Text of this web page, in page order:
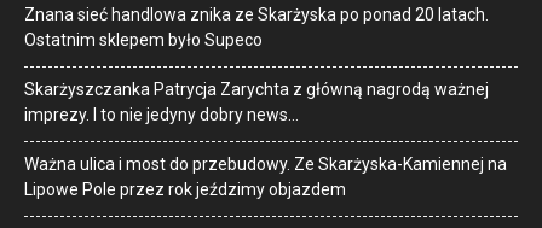
Znana sieć handlowa znika ze Skarżyska po ponad 20 latach.
Ostatnim sklepem było Supeco
Skarżyszczanka Patrycja Zarychta z główną nagrodą ważnej
imprezy. I to nie jedyny dobry news…
Ważna ulica i most do przebudowy. Ze Skarżyska-Kamiennej na
Lipowe Pole przez rok jeździmy objazdem